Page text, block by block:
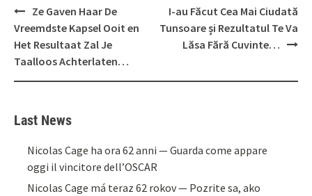
Post
navigation
Ze Gaven Haar De
Vreemdste Kapsel Ooit en
Het Resultaat Zal Je
Taalloos Achterlaten…
I-au Făcut Cea Mai Ciudată
Tunsoare și Rezultatul Te Va
Lăsa Fără Cuvinte…
Last News
Nicolas Cage ha ora 62 anni — Guarda come appare
oggi il vincitore dell’OSCAR
Nicolas Cage má teraz 62 rokov — Pozrite sa, ako